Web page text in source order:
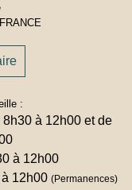
:
à 12h00 et de
à 12h00
12h00 (Permanences)